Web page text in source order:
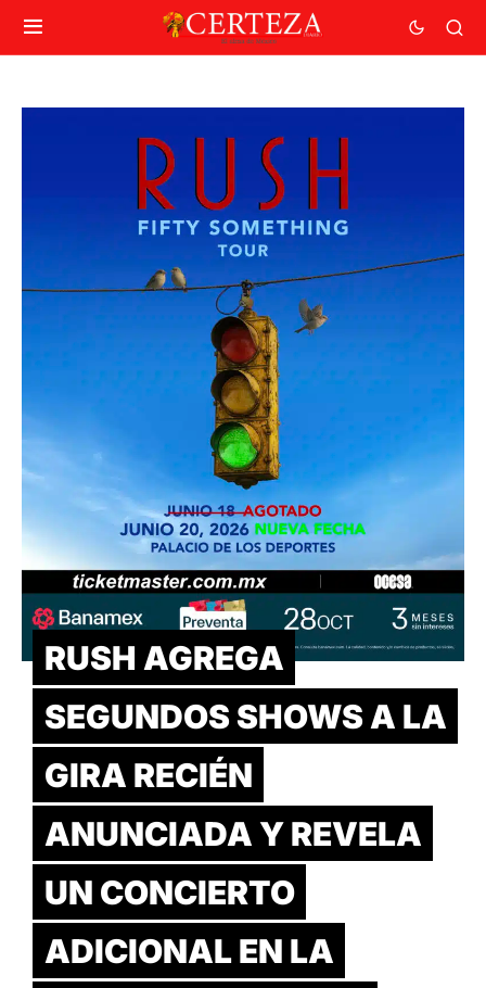
RUSH AGREGA
SEGUNDOS SHOWS A LA
GIRA RECIÉN
ANUNCIADA Y REVELA
UN CONCIERTO
ADICIONAL EN LA